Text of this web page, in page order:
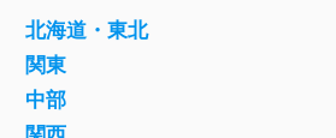
北海道・東北
関東
中部